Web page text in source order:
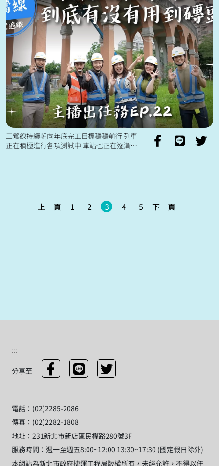
三鶯線持續朝向年底完工目標穩穩前行 列車
正在積極進行各項測試中 車站也正在逐漸完
上一頁 1 2 3 4 5 下一頁
:::
分享至
電話：(02)2285-2086
傳真：(02)2282-1808
地址：231新北市新店區民權路280號3F
服務時間：週一至週五8:00~12:00 13:30~17:30 (國定假日除外)
本網站為新北市政府捷運工程局版權所有，未經允許，不得以任